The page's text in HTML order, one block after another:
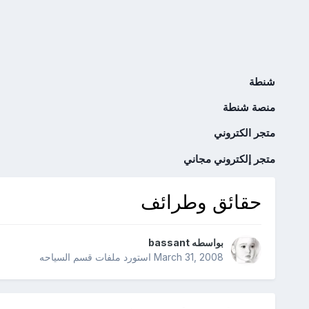
شنطة
منصة شنطة
متجر الكتروني
متجر إلكتروني مجاني
حقائق وطرائف
بواسطه bassant
March 31, 2008استورد ملفات قسم السياحه